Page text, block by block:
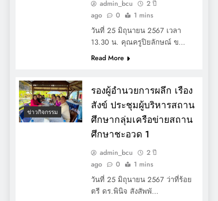
admin_bcu
2 ปี
ago
0 1 mins
วันที่ 25 มิถุนายน 2567 เวลา
13.30 น. คุณครูปิยลักษณ์ ข…
Read More
ข่าวกิจกรรม
รองผู้อำนวยการผลึก เรือง
สังข์ ประชุมผู้บริหารสถาน
ศึกษากลุ่มเครือข่ายสถาน
ศึกษาชะอวด 1
admin_bcu
2 ปี
ago
0 1 mins
วันที่ 25 มิถุนายน 2567 ว่าที่ร้อย
ตรี ดร.พินิจ สังสัพพั…